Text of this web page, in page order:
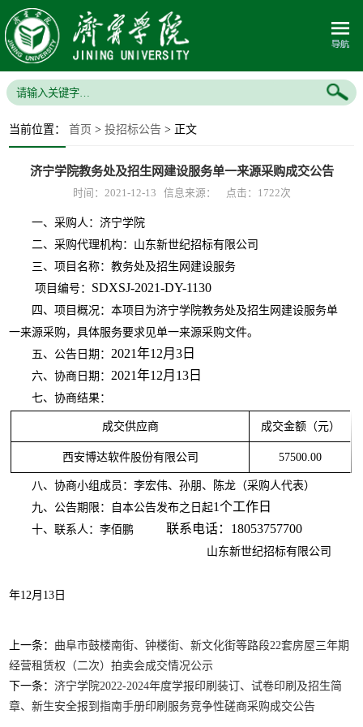
当前位置： 首页 >投招标公告 > 正文
济宁学院教务处及招生网建设服务单一来源采购成交公告
时间：2021-12-13 信息来源： 点击： 1722次
一、采购人：济宁学院
二、采购代理机构：山东新世纪招标有限公司
三、项目名称：教务处及招生网建设服务
项目编号： SDXSJ-2021-DY-1130
四、项目概况：本项目为济宁学院教务处及招生网建设服务单
一来源采购，具体服务要求见单一来源采购文件。
五、公告日期：2021年12月3日
六、协商日期：2021年12月13日
七、协商结果：
成交供应商 成交金额（元）
西安博达软件股份有限公司 57500.00
八、协商小组成员：李宏伟、孙朋、陈龙（采购人代表）
九、公告期限：自本公告发布之日起1个工作日
十、联系人：李佰鹏 联系电话：18053757700
山东新世纪招标有限公司
年12月13日
上一条： 曲阜市鼓楼南街、钟楼街、新文化街等路段22套房屋三年期
经营租赁权（二次）拍卖会成交情况公示
下一条： 济宁学院2022-2024年度学报印刷装订、试卷印刷及招生简
章、新生安全报到指南手册印刷服务竞争性磋商采购成交公告